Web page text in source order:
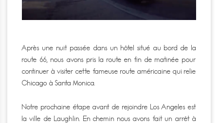
Après une nuit passée dans un hôtel situé au bord de la
route 66, nous avons pris la route en fin de matinée pour
continuer à visiter cette fameuse route américaine qui relie
Chicago à Santa Monica.
Notre prochaine étape avant de rejoindre Los Angeles est
la ville de Laughlin. En chemin nous avons fait un arrêt à